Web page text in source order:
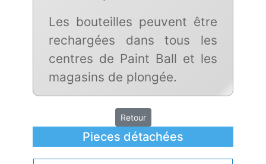
Les bouteilles peuvent être
rechargées dans tous les
centres de Paint Ball et les
magasins de plongée.
Retour
Pieces détachées